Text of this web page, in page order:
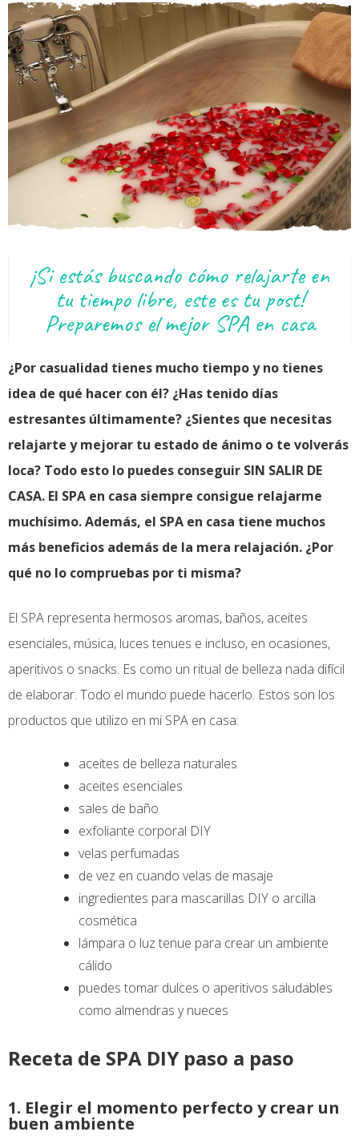
¡Si estás buscando cómo relajarte en
tu tiempo libre, este es tu post!
Preparemos el mejor SPA en casa
¿Por casualidad tienes mucho tiempo y no tienes
idea de qué hacer con él? ¿Has tenido días
estresantes últimamente? ¿Sientes que necesitas
relajarte y mejorar tu estado de ánimo o te volverás
loca? Todo esto lo puedes conseguir SIN SALIR DE
CASA. El SPA en casa siempre consigue relajarme
muchísimo. Además, el SPA en casa tiene muchos
más beneficios además de la mera relajación. ¿Por
qué no lo compruebas por ti misma?
El SPA representa hermosos aromas, baños, aceites
esenciales, música, luces tenues e incluso, en ocasiones,
aperitivos o snacks. Es como un ritual de belleza nada difícil
de elaborar. Todo el mundo puede hacerlo. Estos son los
productos que utilizo en mi SPA en casa:
aceites de belleza naturales
aceites esenciales
sales de baño
exfoliante corporal DIY
velas perfumadas
de vez en cuando velas de masaje
ingredientes para mascarillas DIY o arcilla
cosmética
lámpara o luz tenue para crear un ambiente
cálido
puedes tomar dulces o aperitivos saludables
como almendras y nueces
Receta de SPA DIY paso a paso
1. Elegir el momento perfecto y crear un
buen ambiente